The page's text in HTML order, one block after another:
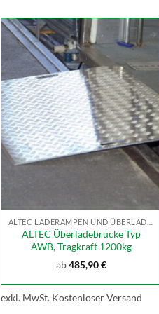
ALTEC Überladebrücke Typ
AWB, Tragkraft 1200kg
ab485,90€
exkl. MwSt. Kostenloser Versand